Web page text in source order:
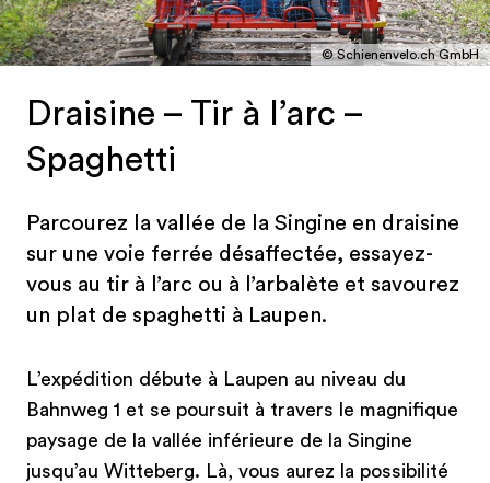
© Schienenvelo.ch GmbH
Draisine – Tir à l’arc –
Spaghetti
Parcourez la vallée de la Singine en draisine
sur une voie ferrée désaffectée, essayez-
vous au tir à l’arc ou à l’arbalète et savourez
un plat de spaghetti à Laupen.
L’expédition débute à Laupen au niveau du
Bahnweg 1 et se poursuit à travers le magnifique
paysage de la vallée inférieure de la Singine
jusqu’au Witteberg. Là, vous aurez la possibilité